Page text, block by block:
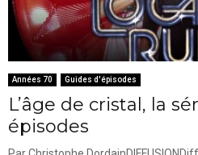
Années 70 Guides d'épisodes
L’âge de cristal, la
épisodes